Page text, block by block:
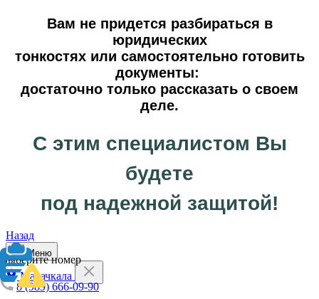
Вам не придется разбираться в
юридических
тонкостях или самостоятельно готовить
документы:
достаточно только рассказать о своем
деле.
С этим специалистом Вы
будете
под надежной защитой!
Назад
Выберите номер
8 (989) 666-09-90
Меню
Махачкала